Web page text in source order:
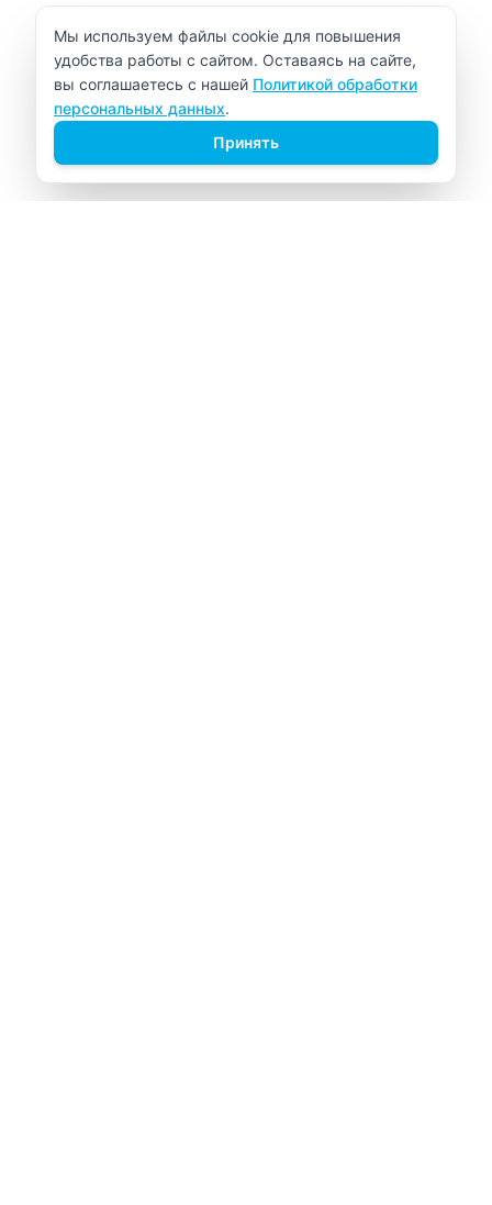
Уведомление об использовании cookie
Мы используем файлы cookie для повышения
удобства работы с сайтом. Оставаясь на сайте,
вы соглашаетесь с нашей Политикой обработки
персональных данных.
Принять